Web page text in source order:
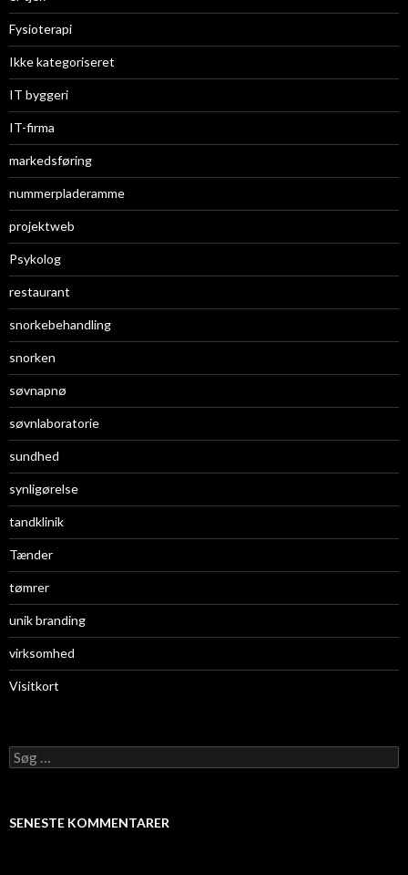
Fysioterapi
Ikke kategoriseret
IT byggeri
IT-firma
markedsføring
nummerpladeramme
projektweb
Psykolog
restaurant
snorkebehandling
snorken
søvnapnø
søvnlaboratorie
sundhed
synligørelse
tandklinik
Tænder
tømrer
unik branding
virksomhed
Visitkort
S
ø
f
SENESTE KOMMENTARER